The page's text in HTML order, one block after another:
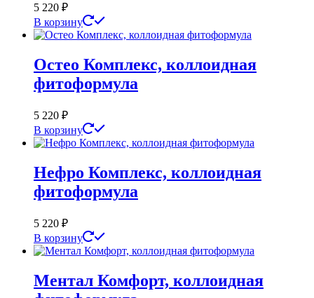
5 220 ₽
В корзину
Остео Комплекс, коллоидная
фитоформула
5 220 ₽
В корзину
Нефро Комплекс, коллоидная
фитоформула
5 220 ₽
В корзину
Ментал Комфорт, коллоидная